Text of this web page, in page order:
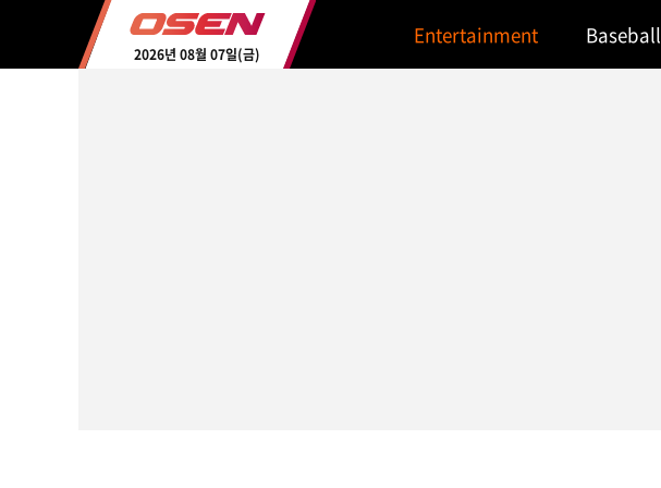
2026년 08월 07일(금)
Entertainment Baseball